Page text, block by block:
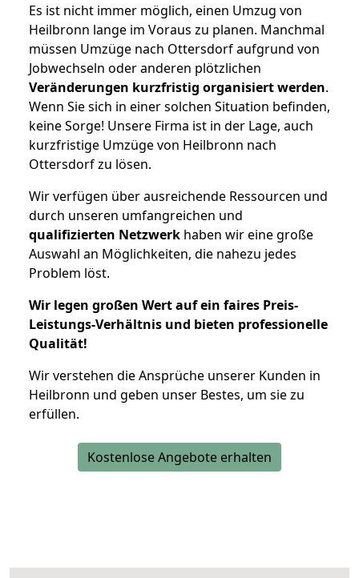
Es ist nicht immer möglich, einen Umzug von
Heilbronn lange im Voraus zu planen. Manchmal
müssen Umzüge nach Ottersdorf aufgrund von
Jobwechseln oder anderen plötzlichen
Veränderungen kurzfristig organisiert werden.
Wenn Sie sich in einer solchen Situation befinden,
keine Sorge! Unsere Firma ist in der Lage, auch
kurzfristige Umzüge von Heilbronn nach
Ottersdorf zu lösen.
Wir verfügen über ausreichende Ressourcen und
durch unseren umfangreichen und
qualifizierten Netzwerk haben wir eine große
Auswahl an Möglichkeiten, die nahezu jedes
Problem löst.
Wir legen großen Wert auf ein faires Preis-
Leistungs-Verhältnis und bieten professionelle
Qualität!
Wir verstehen die Ansprüche unserer Kunden in
Heilbronn und geben unser Bestes, um sie zu
erfüllen.
Kostenlose Angebote erhalten